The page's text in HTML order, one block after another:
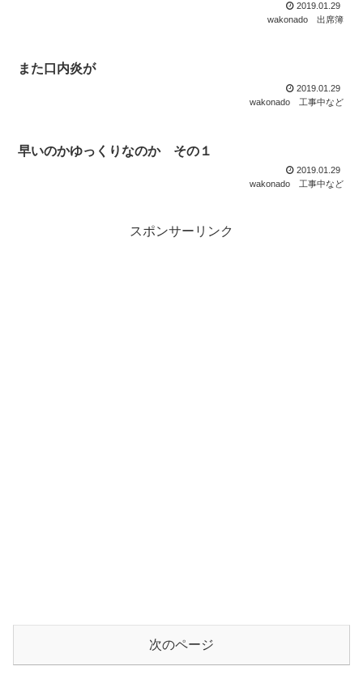
2019.01.29
wakonado
出席簿
また口内炎が
2019.01.29
wakonado
工事中など
早いのかゆっくりなのか その１
2019.01.29
wakonado
工事中など
スポンサーリンク
次のページ